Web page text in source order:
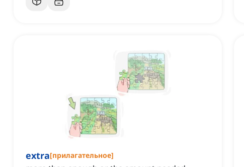
extra[прилагательное]